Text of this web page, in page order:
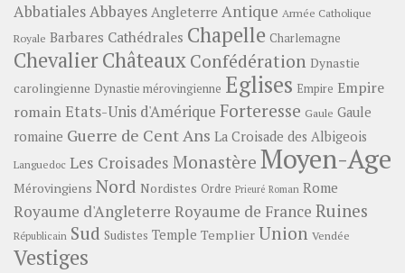
AbbatialesAbbayes Angleterre Antique Armée Catholique
Royale Barbares Cathédrales Chapelle Charlemagne
ChevalierChâteauxConfédération Dynastie
carolingienne Dynastie mérovingienne Eglises Empire Empire
romainEtats-Unis d'Amérique Forteresse Gaule Gaule
romaine Guerre de Cent Ans La Croisade des Albigeois
Languedoc Les Croisades Monastère Moyen-Age
Mérovingiens Nord Nordistes Ordre Prieuré Roman Rome
Royaume d'Angleterre Royaume de France Ruines
Républicain Sud Sudistes Temple Templier Union Vendée
Vestiges